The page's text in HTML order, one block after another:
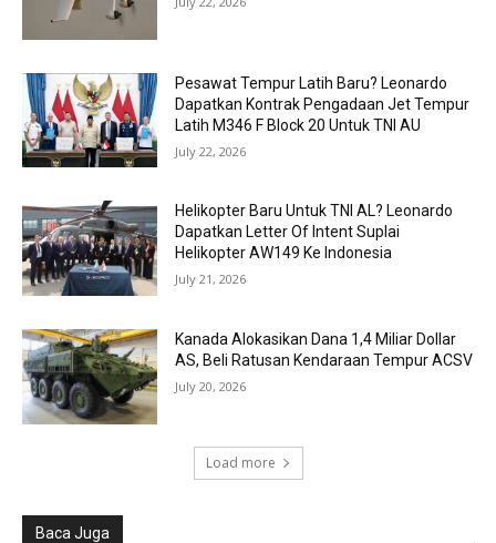
Pesawat Tempur Latih Baru? Leonardo
Dapatkan Kontrak Pengadaan Jet Tempur
Latih M346 F Block 20 Untuk TNI AU
July 22, 2026
Helikopter Baru Untuk TNI AL? Leonardo
Dapatkan Letter Of Intent Suplai
Helikopter AW149 Ke Indonesia
July 21, 2026
Kanada Alokasikan Dana 1,4 Miliar Dollar
AS, Beli Ratusan Kendaraan Tempur ACSV
July 20, 2026
Load more
Baca Juga